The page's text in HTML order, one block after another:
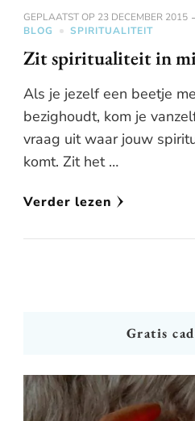
GEPLAATST OP 23 DECEMBER 2015
BLOG
SPIRITUALITEIT
Zit spiritualiteit in
Als je jezelf een beetje
bezighoudt, kom je
vraag uit waar jouw
komt. Zit het …
Verder lezen
Gratis